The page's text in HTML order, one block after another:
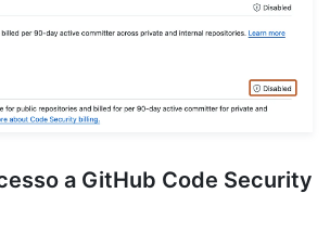
a GitHub Code Security